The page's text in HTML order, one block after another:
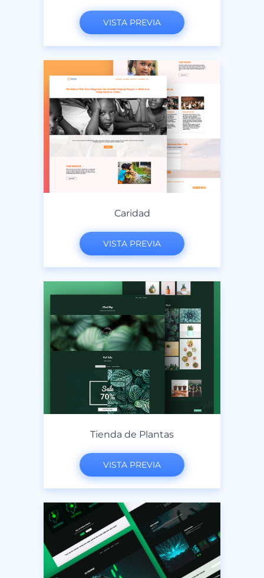
VISTA PREVIA
Caridad
VISTA PREVIA
Tienda de Plantas
VISTA PREVIA